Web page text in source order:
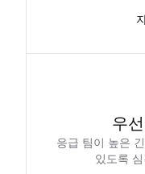
우
응급 팀이 높은
있도록